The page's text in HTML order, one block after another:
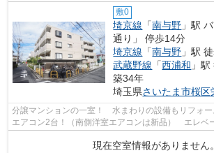
敷0
埼京線 「南与野 」駅
通り」 停歩14分
埼京線 「南与野 」駅
武蔵野線 「西浦和 」
築34年
埼玉県さいたま市桜区
分譲マンションの一室！ 水まわりの設備もリフォ
エアコン2台！（南側洋室エアコンは新品） エレベ
☆ ☆初期費用分割払いご相談可能です☆
現在空室情報がありません。